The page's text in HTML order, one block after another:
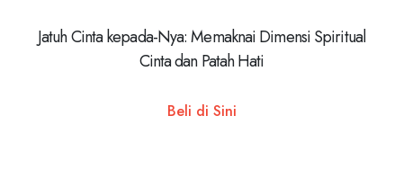
Jatuh Cinta kepada-Nya: Memaknai Dimensi Spiritual
Cinta dan Patah Hati
Beli di Sini